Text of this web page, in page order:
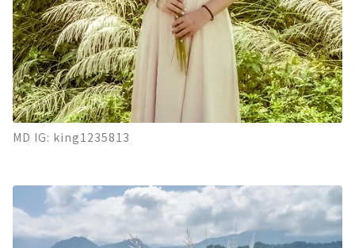
MD IG: king1235813